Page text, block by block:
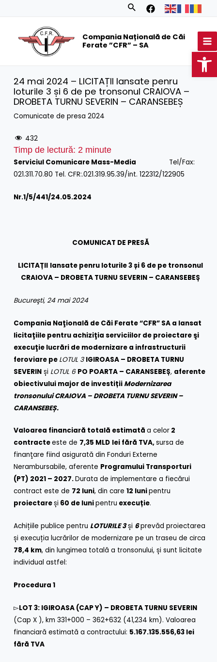
Search
Compania Națională de Căi
Ferate ”CFR” – SA
24 mai 2024 – LICITAȚII lansate penru
loturile 3 și 6 de pe tronsonul CRAIOVA –
DROBETA TURNU SEVERIN – CARANSEBEȘ
Comunicate de presa 2024
432
Timp de lectură: 2 minute
Serviciul Comunicare Mass-Media Tel/Fax:
021.311.70.80 Tel. CFR:.021.319.95.39/int. 122312/122905
Nr.1/5/441/24.05.2024
COMUNICAT DE PRESĂ
LICITAȚII lansate penru loturile 3 și 6 de pe tronsonul
CRAIOVA – DROBETA TURNU SEVERIN – CARANSEBEȘ
Bucureşti, 24 mai 2024
Compania Naţională de Căi Ferate “CFR” SA a lansat
licitaţiile pentru achiziţia serviciilor de proiectare şi
execuţie lucrări de modernizare a infrastructurii
feroviare pe LOTUL 3 IGIROASA – DROBETA TURNU
SEVERIN și LOTUL 6 PO POARTA – CARANSEBEȘ, aferente
obiectivului major de investiții Modernizarea
tronsonului CRAIOVA – DROBETA TURNU SEVERIN –
CARANSEBEȘ.
Valoarea financiară totală estimatăa celor 2
contracteeste de 7,35 MLD lei fără TVA,sursa de
finanţare fiind asigurată din Fonduri Externe
Nerambursabile, aferente Programului Transporturi
(PT) 2021 – 2027.Durata de implementare a fiecărui
contract este de 72 luni, din care12 lunipentru
proiectareși 60 de lunipentru execuție.
Achițiile publice pentru LOTURILE 3și 6prevăd proiectarea
și execuția lucrărilor de modernizare pe un traseu de circa
78,4 km, din lungimea totală a tronsonului, și sunt licitate
individual astfel:
Procedura 1
▻LOT 3: IGIROASA (CAP Y) – DROBETA TURNU SEVERIN
(Cap X ), km 331+000 – 362+632 (41,234 km). Valoarea
financiară estimată a contractului: 5.167.135.556,63 lei
fără TVA